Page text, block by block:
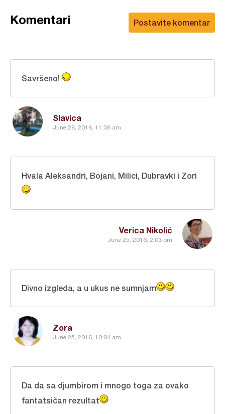
Postavite komentar
Komentari
Slavica
June 28, 2016, 11:36 am
Savršeno!
Verica Nikolić
June 25, 2016, 2:03 pm
Hvala Aleksandri, Bojani, Milici, Dubravki i Zori
Zora
June 25, 2016, 10:04 am
Divno izgleda, a u ukus ne sumnjam
Da da sa djumbirom i mnogo toga za ovako
fantatsičan rezultat